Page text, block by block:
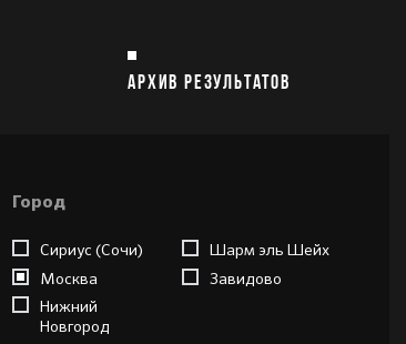
АРХИВ РЕЗУЛЬТАТОВ
Город
Сириус (Сочи)
Шарм эль Шейх
Москва
Завидово
Нижний
Новгород